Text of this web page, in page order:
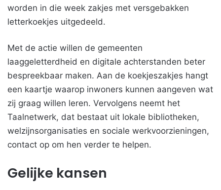
worden in die week zakjes met versgebakken
letterkoekjes uitgedeeld.
Met de actie willen de gemeenten
laaggeletterdheid en digitale achterstanden beter
bespreekbaar maken. Aan de koekjeszakjes hangt
een kaartje waarop inwoners kunnen aangeven wat
zij graag willen leren. Vervolgens neemt het
Taalnetwerk, dat bestaat uit lokale bibliotheken,
welzijnsorganisaties en sociale werkvoorzieningen,
contact op om hen verder te helpen.
Gelijke kansen